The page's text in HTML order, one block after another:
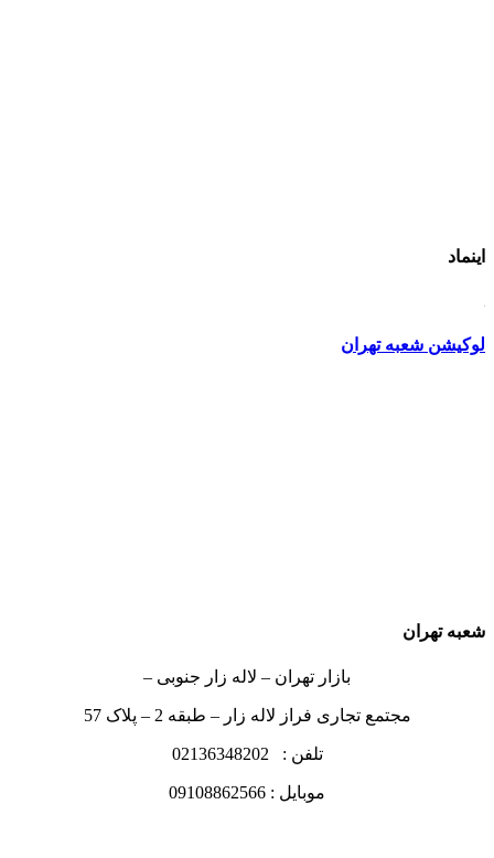
اینماد
لوکیشن شعبه تهران
شعبه تهران
بازار تهران – لاله زار جنوبی –
مجتمع تجاری فراز لاله زار – طبقه 2 – پلاک 57
تلفن : 02136348202
موبایل : 09108862566